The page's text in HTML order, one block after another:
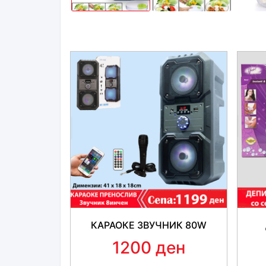
КАРАОКЕ ЗВУЧНИК 80W
1200 ден